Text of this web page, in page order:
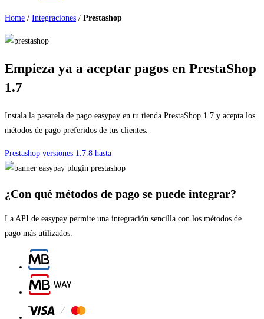
Home / Integraciones / Prestashop
Empieza ya a aceptar pagos en PrestaShop
1.7
Instala la pasarela de pago easypay en tu tienda PrestaShop 1.7 y acepta los
métodos de pago preferidos de tus clientes.
Prestashop versiones 1.7.8 hasta
¿Con qué métodos de pago se puede integrar?
La API de easypay permite una integración sencilla con los métodos de
pago más utilizados.